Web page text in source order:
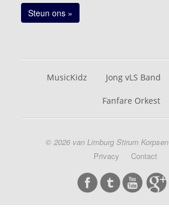
Steun ons »
MusicKidz Jong vLS Band
Fanfare Orkest
© 2026 van Limburg Stirum Korpsen
Privacy
Contact